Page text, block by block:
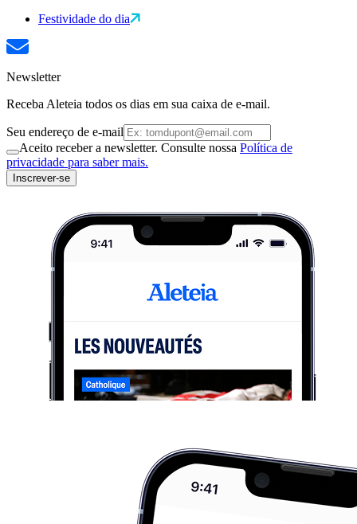
Festividade do dia
Newsletter
Receba Aleteia todos os dias em sua caixa de e-mail.
Seu endereço de e-mail
Aceito receber a newsletter. Consulte nossa Política de
privacidade para saber mais.
Inscrever-se